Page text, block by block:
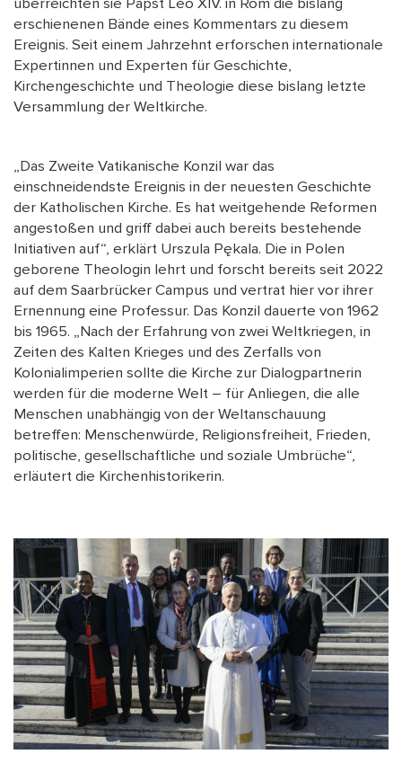
überreichten sie Papst Leo XIV. in Rom die bislang
erschienenen Bände eines Kommentars zu diesem
Ereignis. Seit einem Jahrzehnt erforschen internationale
Expertinnen und Experten für Geschichte,
Kirchengeschichte und Theologie diese bislang letzte
Versammlung der Weltkirche.
„Das Zweite Vatikanische Konzil war das
einschneidendste Ereignis in der neuesten Geschichte
der Katholischen Kirche. Es hat weitgehende Reformen
angestoßen und griff dabei auch bereits bestehende
Initiativen auf“, erklärt Urszula Pękala. Die in Polen
geborene Theologin lehrt und forscht bereits seit 2022
auf dem Saarbrücker Campus und vertrat hier vor ihrer
Ernennung eine Professur. Das Konzil dauerte von 1962
bis 1965. „Nach der Erfahrung von zwei Weltkriegen, in
Zeiten des Kalten Krieges und des Zerfalls von
Kolonialimperien sollte die Kirche zur Dialogpartnerin
werden für die moderne Welt – für Anliegen, die alle
Menschen unabhängig von der Weltanschauung
betreffen: Menschenwürde, Religionsfreiheit, Frieden,
politische, gesellschaftliche und soziale Umbrüche“,
erläutert die Kirchenhistorikerin.